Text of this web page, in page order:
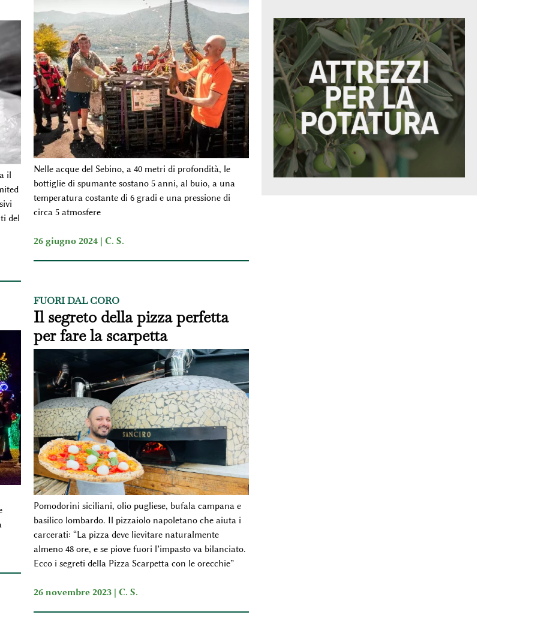
il
del
Nelle acque del Sebino, a 40 metri di profondità, le
bottiglie di spumante sostano 5 anni, al buio, a una
temperatura costante di 6 gradi e una pressione di
circa 5 atmosfere
26 giugno 2024 | C. S.
FUORI DAL CORO
Il segreto della pizza perfetta
per fare la scarpetta
Pomodorini siciliani, olio pugliese, bufala campana e
basilico lombardo. Il pizzaiolo napoletano che aiuta i
carcerati: “La pizza deve lievitare naturalmente
almeno 48 ore, e se piove fuori l’impasto va bilanciato.
Ecco i segreti della Pizza Scarpetta con le orecchie”
26 novembre 2023 | C. S.